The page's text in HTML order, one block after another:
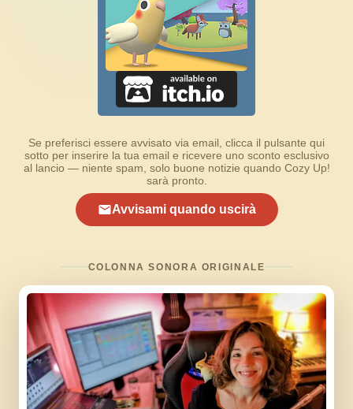
Se preferisci essere avvisato via email, clicca il pulsante qui
sotto per inserire la tua email e ricevere uno sconto esclusivo
al lancio — niente spam, solo buone notizie quando Cozy Up!
sarà pronto.
Avvisami quando uscirà
COLONNA SONORA ORIGINALE